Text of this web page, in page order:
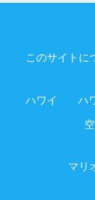
このサイトに
ハワイ ハ
マリ